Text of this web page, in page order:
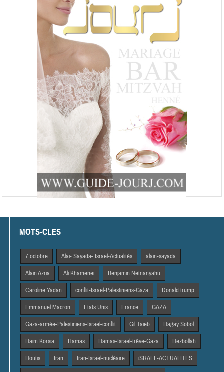
MOTS-CLES
7 octobre Alai- Sayada- Israel-Actualités alain-sayada
Alain Azria Ali Khamenei Benjamin Netnanyahu
Caroline Yadan conflit-Israël-Palestiniens-Gaza Donald trump
Emmanuel Macron Etats Unis France GAZA
Gaza-armée-Palestiniens-Israël-conflit Gil Taieb Hagay Sobol
Haim Korsia Hamas Hamas-Israël-trêve-Gaza Hezbollah
Houtis Iran Iran-Israël-nucléaire iSRAEL-ACTUALITES